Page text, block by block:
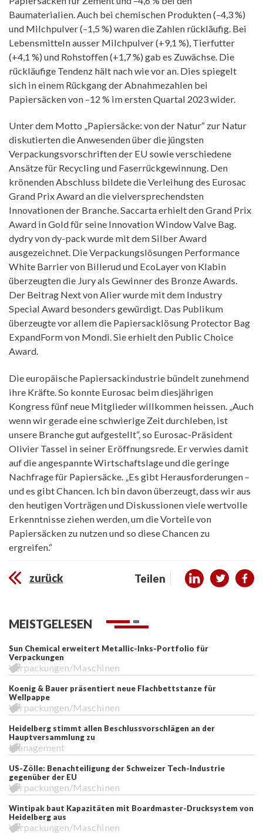
Baumaterialien. Auch bei chemischen Produkten (–4,3 %)
und Milchpulver (–1,5 %) waren die Zahlen rückläufig. Bei
Lebensmitteln ausser Milchpulver (+9,1 %), Tierfutter
(+4,1 %) und Rohstoffen (+1,7 %) gab es Zuwächse. Die
rückläufige Tendenz hält nach wie vor an. Dies spiegelt
sich in einem Rückgang der Abnahmezahlen bei
Papiersäcken von –12 % im ersten Quartal 2023 wider.
Unter dem Motto „Papiersäcke: von der Natur“ zur Natur
diskutierten die Anwesenden über die jüngsten
Verpackungsvorschriften der EU sowie verschiedene
Ansätze für Recycling und Faserrückgewinnung. Den
krönenden Abschluss bildete die Verleihung des Eurosac
Grand Prix Award an die vielversprechendsten
Innovationen der Branche. Saccarta erhielt den Grand Prix
Award in Gold für seine Innovation Window Valve Bag.
dydry von dy-pack wurde mit dem Silber Award
ausgezeichnet. Die Verpackungslösungen Performance
White Barrier von Billerud und EcoLayer von Klabin
überzeugten die Jury als Gewinner des Bronze Awards.
Der Beitrag Next von Alier wurde mit dem Industry
Special Award besonders gewürdigt. Das Publikum
überzeugte vor allem die Papiersacklösung Protector Bag
ExpandForm von Mondi. Sie erhielt den Public Choice
Award.
Die europäische Papiersackindustrie bündelt zunehmend
ihre Kräfte. So konnte Eurosac beim diesjährigen
Kongress fünf neue Mitglieder willkommen heissen. „Auch
wenn wir gerade eine schwierige Zeit durchleben, ist
unsere Branche gut aufgestellt“, so Eurosac-Präsident
Olivier Tassel in seiner Eröffnungsrede. Er verwies damit
auf die angespannte Wirtschaftslage und die geringe
Nachfrage für Papiersäcke. „Es gibt Herausforderungen –
und es gibt Chancen. Ich bin davon überzeugt, dass wir aus
den heutigen Vorträgen und Diskussionen viele wertvolle
Erkenntnisse ziehen werden, um die Vorteile von
Papiersäcken zu nutzen und so diese Chancen zu
ergreifen.“
zurück Teilen
MEISTGELESEN
Sun Chemical erweitert Metallic-Inks-Portfolio für
Verpackungen
Verpackungen/Maschinen
Koenig & Bauer präsentiert neue Flachbettstanze für
Wellpappe
Verpackungen/Maschinen
Heidelberg stimmt allen Beschlussvorschlägen an der
Hauptversammlung zu
Management
US-Zölle: Benachteiligung der Schweizer Tech-Industrie
gegenüber der EU
Verpackungen/Maschinen
Wintipak baut Kapazitäten mit Boardmaster-Drucksystem von
Heidelberg aus
Verpackungen/Maschinen